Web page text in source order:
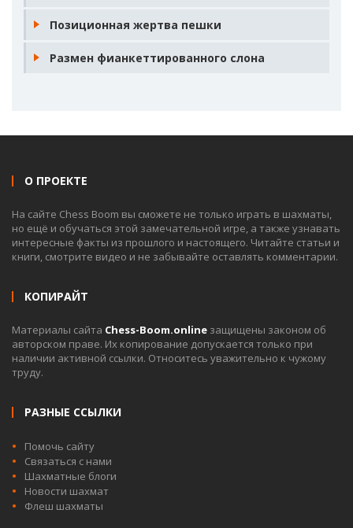
Позиционная жертва пешки
Размен фианкеттированного слона
О ПРОЕКТЕ
На сайте Chess Boom вы сможете не только играть в шахматы,
но ещё и обучаться этой замечательной игре, а также узнавать
интересные факты из прошлого и настоящего. Читайте статьи и
книги, смотрите видео и не забывайте оставлять комментарии.
КОПИРАЙТ
Материалы сайта Chess-Boom.online защищены законом об
авторском праве. Их копирование допускается только при
наличии активной ссылки. Относитесь уважительно к чужому
труду.
РАЗНЫЕ ССЫЛКИ
Помочь сайту
Связаться с нами
Шахматные блоги
Новости шахмат
Флеш шахматы